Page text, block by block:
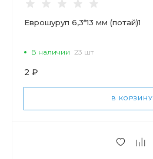
Еврошуруп 6,3*13 мм (потай)1
В наличии 23 шт
2 ₽
В КОРЗИНУ